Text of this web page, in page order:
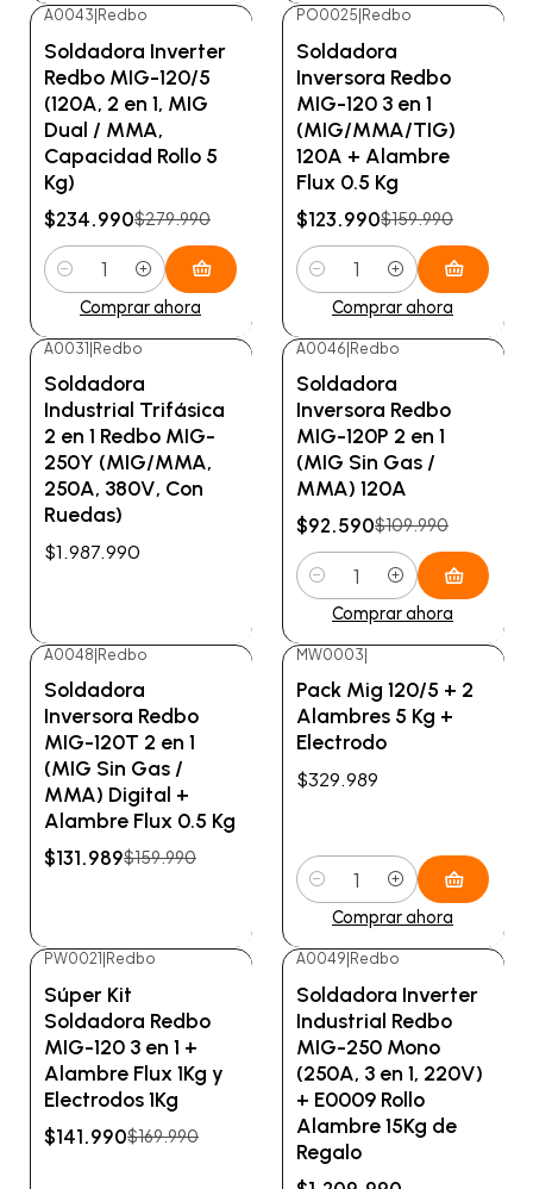
A0043 Redbo
Soldadora Inverter
Redbo MIG-120/5
(120A, 2 en 1, MIG
Dual / MMA,
Capacidad Rollo 5
Kg)
$234.990$279.990
Cantidad
Comprar ahora
PO0025 Redbo
Soldadora
Inversora Redbo
MIG-120 3 en 1
(MIG/MMA/TIG)
120A + Alambre
Flux 0.5 Kg
$123.990$159.990
Cantidad
Comprar ahora
A0031|Redbo
Soldadora
Industrial Trifásica
2 en 1 Redbo MIG-
250Y (MIG/MMA,
250A, 380V, Con
Ruedas)
$1.987.990
A0046|Redbo
Soldadora
Inversora Redbo
MIG-120P 2 en 1
(MIG Sin Gas /
MMA) 120A
$92.590$109.990
Cantidad
Comprar ahora
No disponible
A0048 Redbo
Soldadora
Inversora Redbo
MIG-120T 2 en 1
(MIG Sin Gas /
MMA) Digital +
Alambre Flux 0.5 Kg
$131.989$159.990
MW0003
Pack Mig 120/5 + 2
Alambres 5 Kg +
Electrodo
$329.989
Cantidad
Comprar ahora
PW0021 Redbo
Súper Kit
Soldadora Redbo
MIG-120 3 en 1 +
Alambre Flux 1Kg y
Electrodos 1Kg
$141.990$169.990
A0049 Redbo
Soldadora Inverter
Industrial Redbo
MIG-250 Mono
(250A, 3 en 1, 220V)
+ E0009 Rollo
Alambre 15Kg de
Regalo